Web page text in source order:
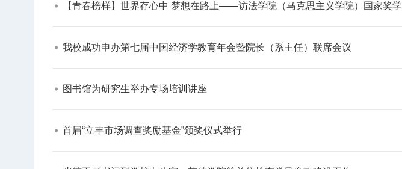
【青春榜样】世界存心中 梦想在路上——访法学院（马克思主义学院）国家奖学金获得者高杨​
我校成功申办第七届中国经济学教育年会暨院长（系主任）联席会议​
图书馆为研究生举办专场培训讲座​
首届“立丰市场调查奖励基金”颁奖仪式举行​